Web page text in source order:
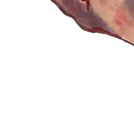
lácteos y refrigerados